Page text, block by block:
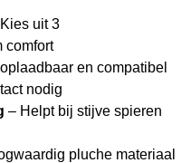
uit 3
comfort
en compatibel
nodig
– Helpt bij stijve spieren
pluche materiaal